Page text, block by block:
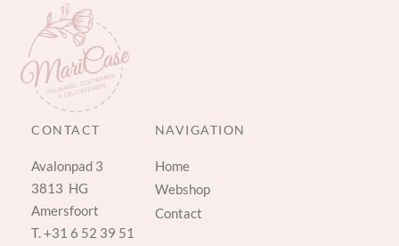
CONTACT
Avalonpad 3
3813 HG
Amersfoort
T.+31 6 52 39 51
NAVIGATION
Home
Webshop
Contact